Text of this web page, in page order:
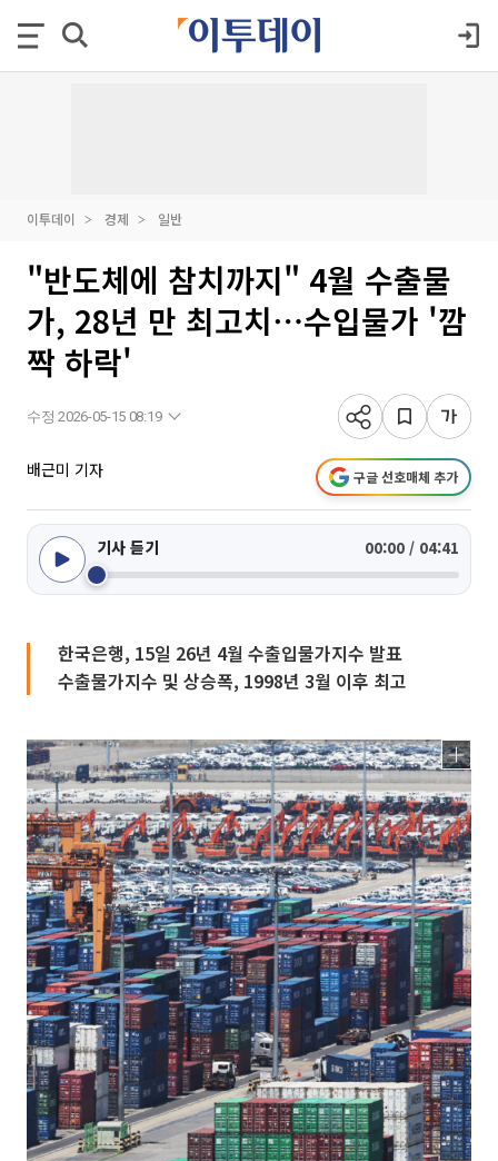
이투데이 경제 일반
"반도체에 참치까지" 4월 수출물
가, 28년 만 최고치⋯수입물가 '깜
짝 하락'
수정 2026-05-15 08:19
배근미 기자 구글 선호매체 추가
기사 듣기 00:00 / 04:41
한국은행, 15일 26년 4월 수출입물가지수 발표
수출물가지수 및 상승폭, 1998년 3월 이후 최고